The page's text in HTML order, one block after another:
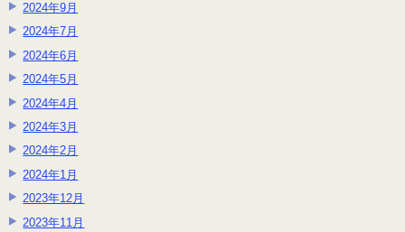
2024年9月
2024年7月
2024年6月
2024年5月
2024年4月
2024年3月
2024年2月
2024年1月
2023年12月
2023年11月